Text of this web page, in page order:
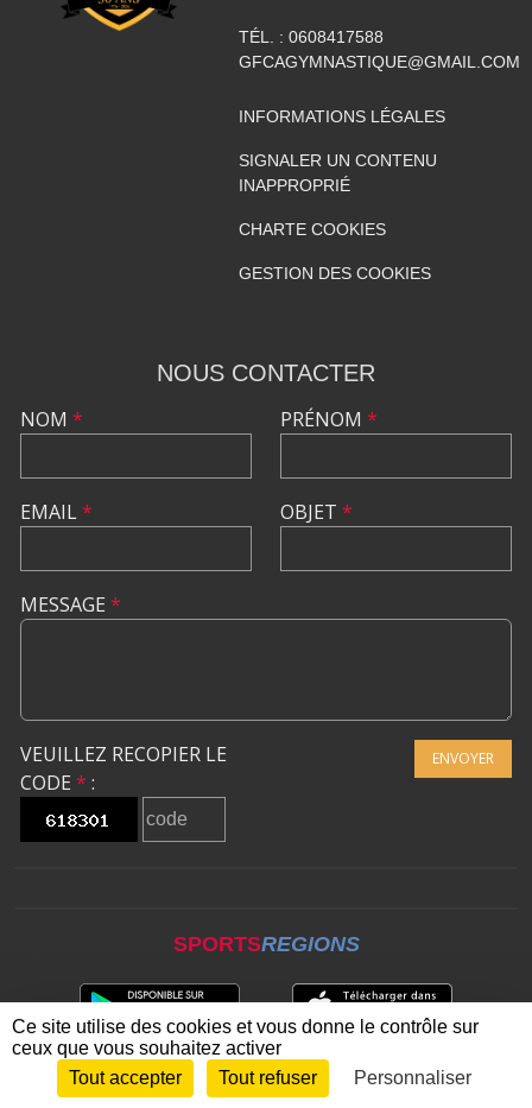
TÉL. : 0608417588
GFCAGYMNASTIQUE@GMAIL.COM
INFORMATIONS LÉGALES
SIGNALER UN CONTENU
INAPPROPRIÉ
CHARTE COOKIES
GESTION DES COOKIES
NOUS CONTACTER
NOM *
EMAIL*
PRÉNOM *
OBJET *
MESSAGE *
VEUILLEZ RECOPIER LE
CODE * :
ENVOYER
SPORTSREGIONS
Envie de participer ? CONNEXION
Ce site utilise des cookies et vous donne le contrôle sur
ceux que vous souhaitez activer
Tout accepter
Tout refuser Personnaliser